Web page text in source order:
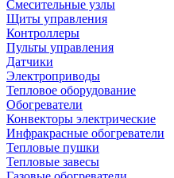
Смесительные узлы
Щиты управления
Контроллеры
Пульты управления
Датчики
Электроприводы
Тепловое оборудование
Обогреватели
Конвекторы электрические
Инфракрасные обогреватели
Тепловые пушки
Тепловые завесы